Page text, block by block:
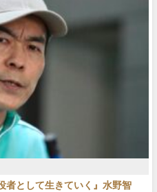
者として生きていく』水野智